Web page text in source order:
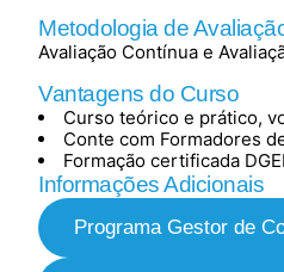
Metodologia de
Avaliação Contínua e
Vantagens do Curso
Curso teórico e prático,
Conte com Formadores
Formação certificada
Informações Adicionais
Programa Gestor de